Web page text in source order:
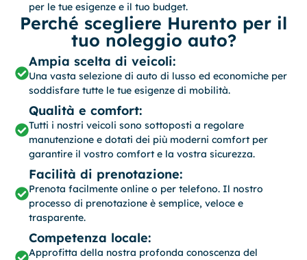
per le tue esigenze e il tuo budget.
Perché scegliere Hurento per il
tuo noleggio auto?
Ampia scelta di veicoli:
Una vasta selezione di auto di lusso ed economiche per
soddisfare tutte le tue esigenze di mobilità.
Qualità e comfort:
Tutti i nostri veicoli sono sottoposti a regolare
manutenzione e dotati dei più moderni comfort per
garantire il vostro comfort e la vostra sicurezza.
Facilità di prenotazione:
Prenota facilmente online o per telefono. Il nostro
processo di prenotazione è semplice, veloce e
trasparente.
Competenza locale:
Approfitta della nostra profonda conoscenza del